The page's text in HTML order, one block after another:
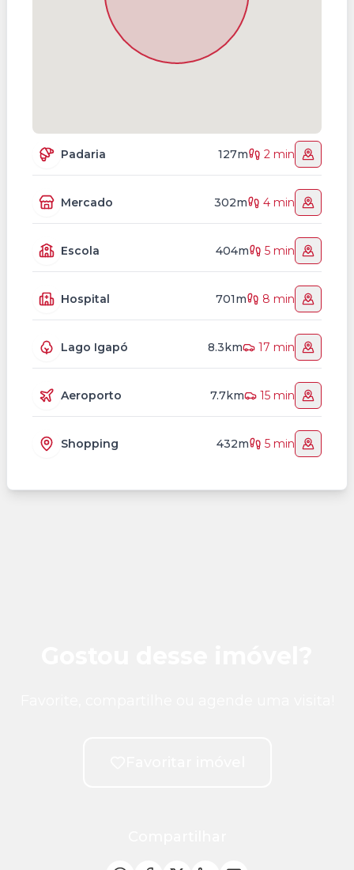
Padaria 127m 2 min
Mercado 302m 4 min
Escola 404m 5 min
Hospital 701m 8 min
Lago Igapó 8.3km 17 min
Aeroporto 7.7km 15 min
Shopping 432m 5 min